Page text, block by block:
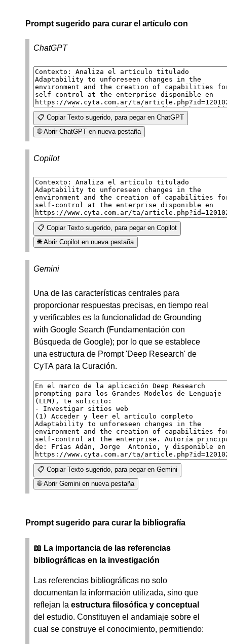
Prompt sugerido para curar el artículo con
ChatGPT
📋 Copiar Texto sugerido, para pegar en ChatGPT
🌐 Abrir ChatGPT en nueva pestaña
Copilot
📋 Copiar Texto sugerido, para pegar en Copilot
🌐 Abrir Copilot en nueva pestaña
Gemini
Una de las características centrales para
proporcionar respuestas precisas, en tiempo real
y verificables es la funcionalidad de Grounding
with Google Search (Fundamentación con
Búsqueda de Google); por lo que se establece
una estructura de Prompt 'Deep Research' de
CyTA para la Curación.
📋 Copiar Texto sugerido, para pegar en Gemini
🌐 Abrir Gemini en nueva pestaña
Prompt sugerido para curar la bibliografía
📖 La importancia de las referencias
bibliográficas en la investigación
Las referencias bibliográficas no solo
documentan la información utilizada, sino que
reflejan la estructura filosófica y conceptual
del estudio. Constituyen el andamiaje sobre el
cual se construye el conocimiento, permitiendo: